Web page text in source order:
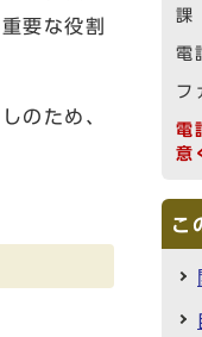
要な役割
のため、
課
電
フ
電
意
こ